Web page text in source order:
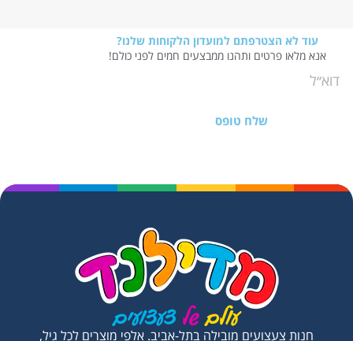
עוד לא הצטרפתם למועדון הלקוחות שלנו?
אנא מלאו פרטים ותהנו ממבצעים חמים לפני כולם!
שלח טופס
חנות צעצועים מובילה בתל-אביב. אלפי מוצרים לכל גיל,